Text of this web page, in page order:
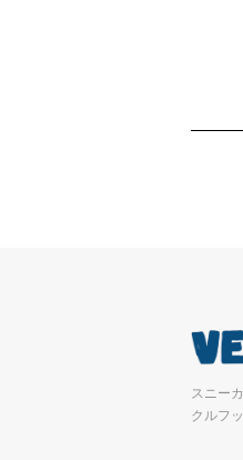
スニー
クルフ